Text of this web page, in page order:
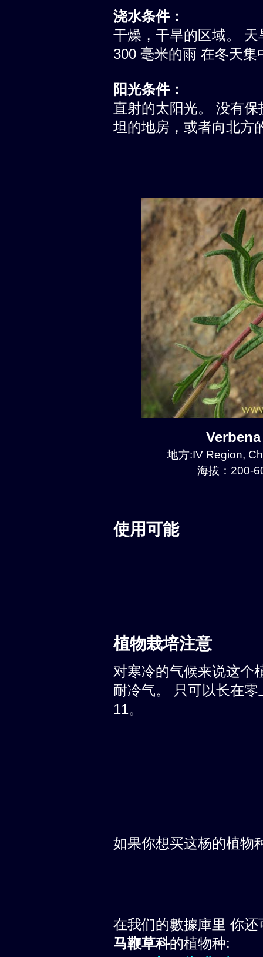
浇水条件：
干燥，干旱的区域。
300 毫米的雨 在冬天集
阳光条件：
直射的太阳光。 没有
坦的地房，或者向北方
地方:IV Region,
海拔：200-
使用可能
植物栽培注意
对寒冷的气候来说这个
耐冷气。 只可以长在
11。
如果你想买这杨的植物
在我们的數據庫里 你
马鞭草科的植物种: